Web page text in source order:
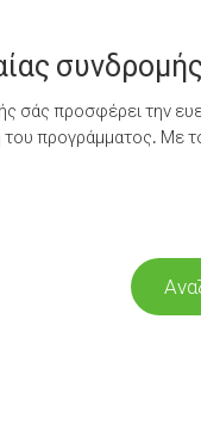
συνδρομής
σάς προσφέρει την
προγράμματος. Με